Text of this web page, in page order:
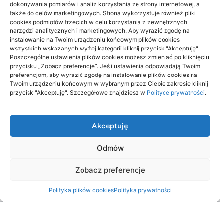
dokonywania pomiarów i analiz korzystania ze strony internetowej, a
także do celów marketingowych. Strona wykorzystuje również pliki
cookies podmiotów trzecich w celu korzystania z zewnętrznych
narzędzi analitycznych i marketingowych. Aby wyrazić zgodę na
instalowanie na Twoim urządzeniu końcowym plików cookies
wszystkich wskazanych wyżej kategorii kliknij przycisk "Akceptuję".
Poszczególne ustawienia plików cookies możesz zmieniać po kliknięciu
przycisku „Zobacz preferencje”. Jeśli ustawienia odpowiadają Twoim
preferencjom, aby wyrazić zgodę na instalowanie plików cookies na
Twoim urządzeniu końcowym w wybranym przez Ciebie zakresie kliknij
przycisk "Akceptuję". Szczegółowe znajdziesz w Polityce prywatności.
Akceptuję
Odmów
Zobacz preferencje
Polityka plików cookiesPolityka prywatności
Beskid Śląski: widokowe szlaki na 1
dzień — wybór trasy